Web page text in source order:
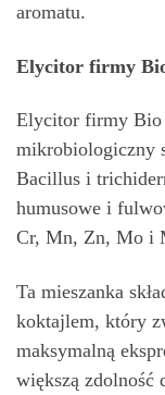
aromatu.
Elycitor firmy
Elycitor firmy Bio
mikrobiologiczny
Bacillus i
humusowe i
Cr, Mn, Zn, Mo i
Ta mieszanka
koktajlem, który
maksymalną
większą zdolność